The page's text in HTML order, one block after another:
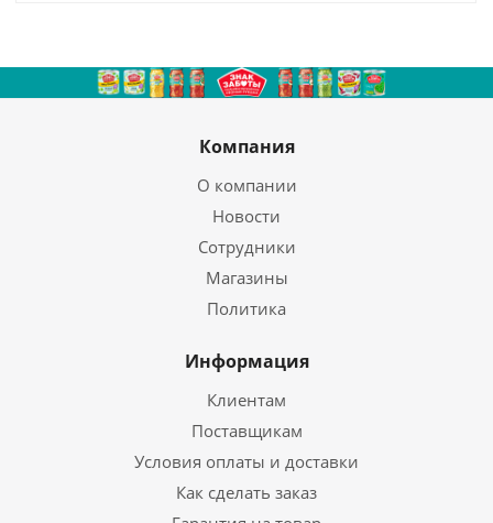
Компания
О компании
Новости
Сотрудники
Магазины
Политика
Информация
Клиентам
Поставщикам
Условия оплаты и доставки
Как сделать заказ